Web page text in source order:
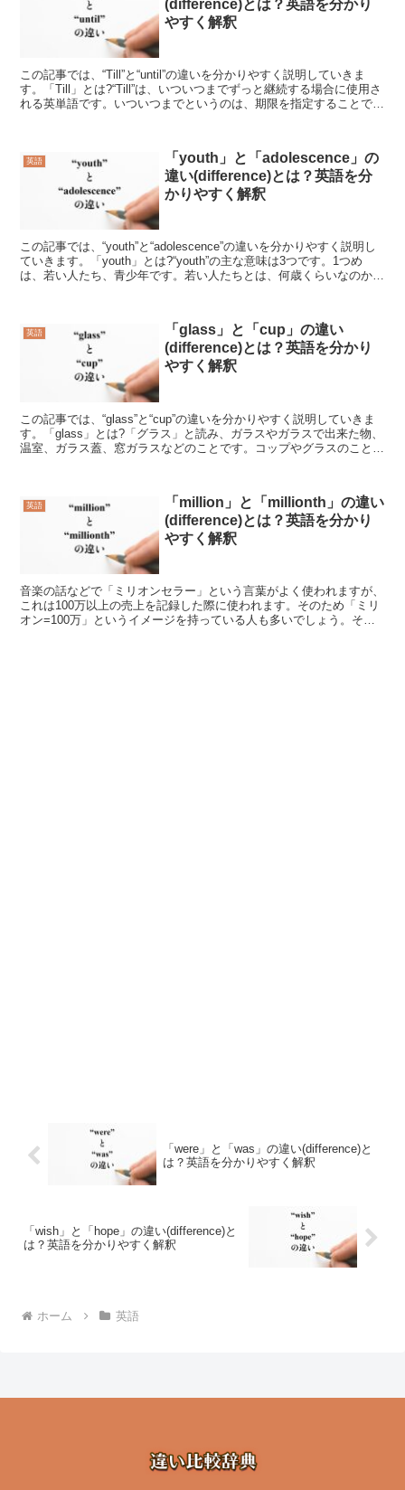
(difference)とは？英語を分かり
やすく解釈
この記事では、“Till”と“until”の違いを分かりやすく説明していきま
す。「Till」とは?“Till”は、いついつまでずっと継続する場合に使用さ
れる英単語です。いついつまでというのは、期限を指定することでそ
英語
「youth」と「adolescence」の
違い(difference)とは？英語を分
かりやすく解釈
この記事では、“youth”と“adolescence”の違いを分かりやすく説明し
ていきます。「youth」とは?“youth”の主な意味は3つです。1つめ
は、若い人たち、青少年です。若い人たちとは、何歳くらいなのか定
英語
「glass」と「cup」の違い
(difference)とは？英語を分かり
やすく解釈
この記事では、“glass”と“cup”の違いを分かりやすく説明していきま
す。「glass」とは?「グラス」と読み、ガラスやガラスで出来た物、
温室、ガラス蓋、窓ガラスなどのことです。コップやグラスのことも
英語
「million」と「millionth」の違い
(difference)とは？英語を分かり
やすく解釈
音楽の話などで「ミリオンセラー」という言葉がよく使われますが、
これは100万以上の売上を記録した際に使われます。そのため「ミリ
オン=100万」というイメージを持っている人も多いでしょう。それ
「were」と「was」の違い(difference)と
は？英語を分かりやすく解釈
「wish」と「hope」の違い(difference)と
は？英語を分かりやすく解釈
ホーム 英語